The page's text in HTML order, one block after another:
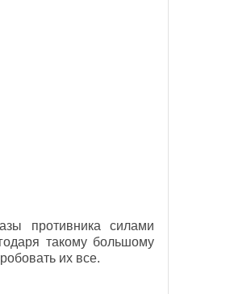
противника силами
такому большому
их все.